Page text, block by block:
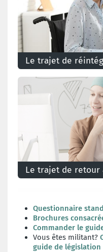
Le trajet de
Découvrez tout ce
de réintégration dans
Le trajet de retour
Le trajet de retour au
Questionnaire
Brochures
Commander le
Vous êtes militant?
guide de législation